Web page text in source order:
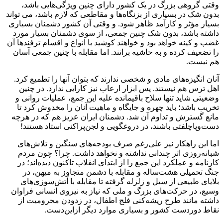
وقتی گروهی بزرگ در یک کشور دارای چنین ویژگی‌هایی باشد،
بدون شک در بسیاری از بزنگاه‌ها و مقاطعی که لازم باشد، می تواند
بسیار مؤثر و کارآمد ظاهر شود. و وقتی آن کشور دشمنان بسیاری
داشته باشد، بدون شک چنین جمعی، از سوی دشمنان بسیار مورد
غضب و کینه خواهد بود و خواهند کوشید با انواع و اقسام ترفندها آن
را تضعیف کرده و به حاشیه برانند. اما مقابله با چنین جمعی آسان
هم نیست.
آنان انگیزه‌های مادی و شخصی ندارند که بتوان آنها را تطمیع کرد.
اهل ترس هم نیستند. پس ابزار ارعاب نیز کارایی ندارد. در چنین
وضعیتی شاید تنها سلاح باقیمانده علیه این جمع، عملیات روانی و
تخریب باشد؛ باید چهره و جایگاه و ماهیت آنان را مخدوش کرد تا
مانع گسترش و تداوم آن شد. دشمنان ایران عزیز هم که در هرچه
دست‌وپاچلفتی باشند، در دروغگویی و لجن‌پراکنی استاد هستند!
اما این راهکار نیز علی‌رغم صرف بودجه‌های سنگین و تلاش‌های
شبانه‌روزی اثر چندانی نداشته و نخواهد داشت. چرا؟ چون مردم
کارنامه و عملکرد این جمع را از ابتدای انقلاب تاکنون دیده‌اند؛ در
جنگ تحمیلی هشت‌ساله و مقابله با دشمن متجاوز به میهن، در
بلایای طبیعی از سیل و زلزله گرفته تا مقابله با آتش‌سوزی‌های
وسیع، در حرکت‌های بزرگ و ملی که نیاز به نیروی انسانی فراوان
داشته مانند طرح ریشه‌کنی فلج اطفال، در زدودن محرومیت از
نقاط دوردست کشور و بسیاری موارد دیگر ازاین‌دست.